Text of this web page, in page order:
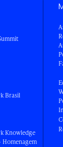
Brasil
Knowledge
Homenagem